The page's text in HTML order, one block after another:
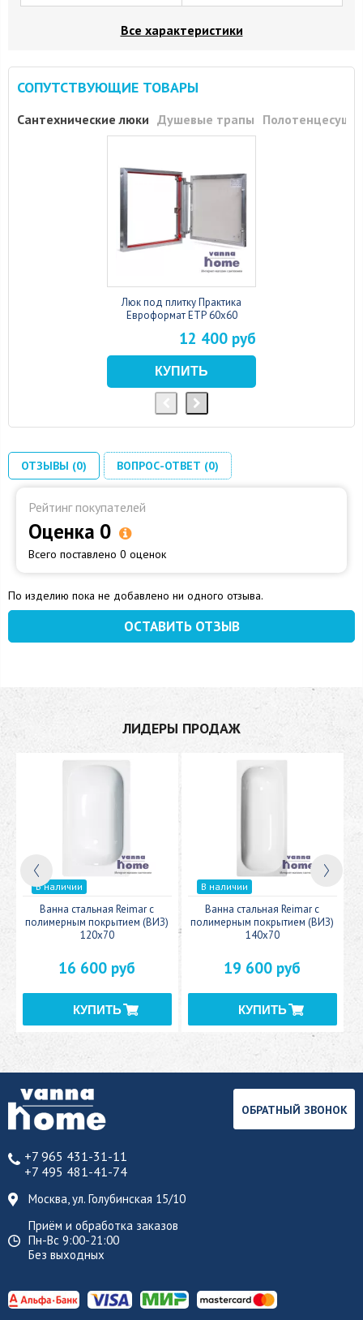
Все характеристики
СОПУТСТВУЮЩИЕ ТОВАРЫ
Сантехнические люки Душевые трапы
Люк под плитку Практика
Евроформат ЕТР 60x60
12 400 руб
ОТЗЫВЫ (0) ВОПРОС-ОТВЕТ (0)
Рейтинг покупателей
Оценка 0
Всего поставлено 0 оценок
По изделию пока не добавлено ни одного отзыва.
ОСТАВИТЬ ОТЗЫВ
ЛИДЕРЫ ПРОДАЖ
В наличии
Ванна стальная Reimar с
полимерным покрытием (ВИЗ)
120x70
16 600 руб
В наличии
Ванна стальная Reimar с
полимерным покрытием (ВИЗ)
140x70
19 600 руб
+7 965 431-31-11
+7 495 481-41-74
Москва, ул. Голубинская 15/10
Приём и обработка заказов
Пн-Вс 9:00-21:00
Без выходных
ОБРАТНЫЙ ЗВОНОК